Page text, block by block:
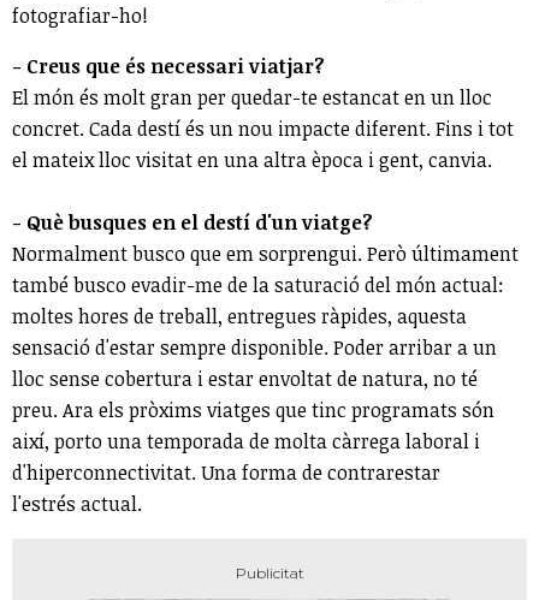
fotografiar-ho!
- Creus que és necessari viatjar?
El món és molt gran per quedar-te estancat en un lloc
concret. Cada destí és un nou impacte diferent. Fins i tot
el mateix lloc visitat en una altra època i gent, canvia.
- Què busques en el destí d'un viatge?
Normalment busco que em sorprengui. Però últimament
també busco evadir-me de la saturació del món actual:
moltes hores de treball, entregues ràpides, aquesta
sensació d'estar sempre disponible. Poder arribar a un
lloc sense cobertura i estar envoltat de natura, no té
preu. Ara els pròxims viatges que tinc programats són
així, porto una temporada de molta càrrega laboral i
d'hiperconnectivitat. Una forma de contrarestar
l'estrés actual.